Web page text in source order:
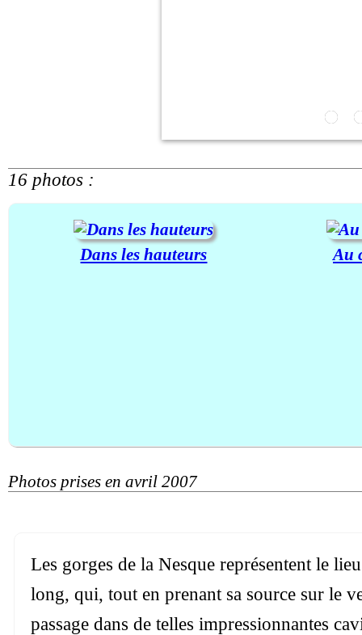
16 photos :
Dans les hauteurs Au
Photos prises en avril 2007
Les gorges de la Nesque représentent le
long, qui, tout en prenant sa source sur le
passage dans de telles impressionnantes